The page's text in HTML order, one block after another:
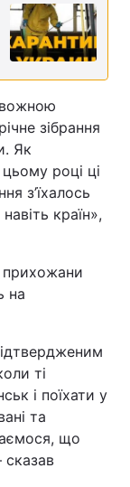
зібрання
Як
році ці
з’їхалось
країн»,
прихожани
на
ті
і поїхати у
та
що